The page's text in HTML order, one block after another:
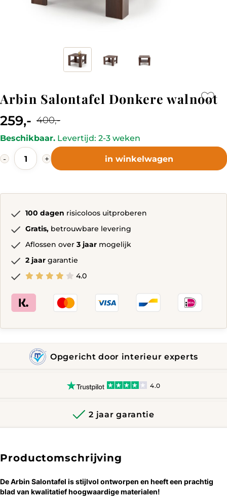
Arbin Salontafel Donkere walnoot
259,-
Current
price
is:
259,-.
400,-
Original
price
was:
400,-.
Beschikbaar. Levertijd: 2-3 weken
-
Arbin
Salontafel
Donkere
+ in winkelwagen
100 dagen risicoloos uitproberen
Gratis, betrouwbare levering
Aflossen over 3 jaar mogelijk
2 jaar garantie
4.0
Opgericht door interieur experts
4.0
2 jaar garantie
Productomschrijving
De Arbin Salontafel is ​​stijlvol ontworpen en heeft een prachtig
blad van kwalitatief hoogwaardige materialen!